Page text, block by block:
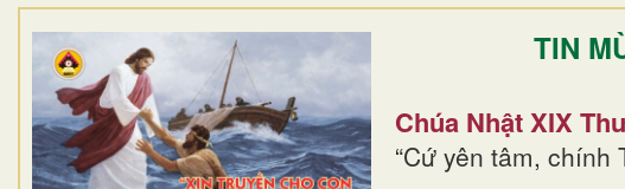
TIN
Chúa Nhật XIX
“Cứ yên tâm, chính